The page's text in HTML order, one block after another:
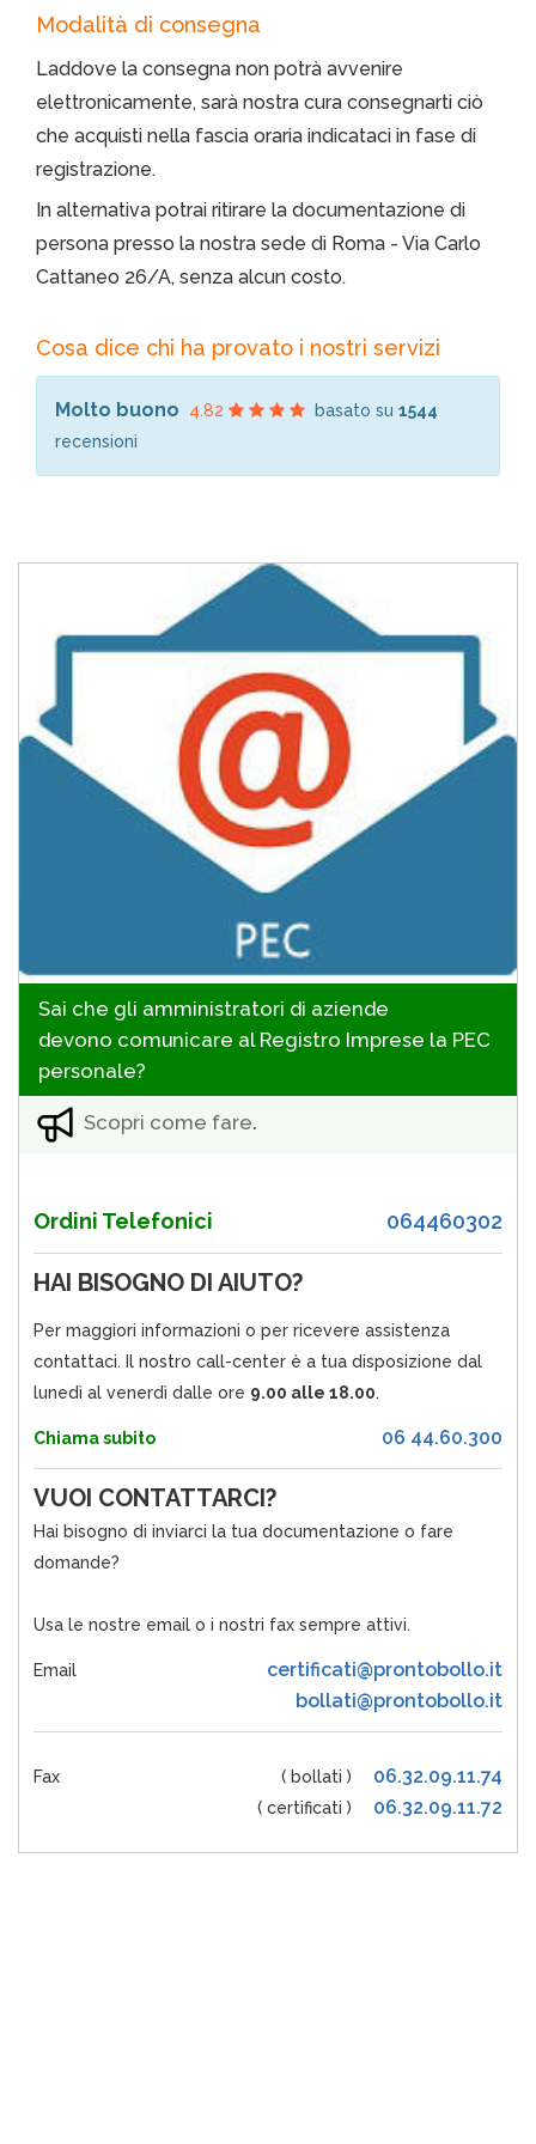
Modalità di consegna
Laddove la consegna non potrà avvenire
elettronicamente, sarà nostra cura consegnarti ciò
che acquisti nella fascia oraria indicataci in fase di
registrazione.
In alternativa potrai ritirare la documentazione di
persona presso la nostra sede di Roma - Via Carlo
Cattaneo 26/A, senza alcun costo.
Cosa dice chi ha provato i nostri servizi
Molto buono 4.82 basato su 1544
recensioni
Sai che gli amministratori di aziende
devono comunicare al Registro Imprese la PEC
personale?
Scopri come fare.
Ordini Telefonici 064460302
HAI BISOGNO DI AIUTO?
Per maggiori informazioni o per ricevere assistenza
contattaci. Il nostro call-center è a tua disposizione dal
lunedì al venerdì dalle ore 9.00 alle 18.00.
Chiama subito 06 44.60.300
VUOI CONTATTARCI?
Hai bisogno di inviarci la tua documentazione o fare
domande?
Usa le nostre email o i nostri fax sempre attivi.
Email
certificati@prontobollo.it
bollati@prontobollo.it
Fax 06.32.09.11.74
( bollati )
06.32.09.11.72
( certificati )